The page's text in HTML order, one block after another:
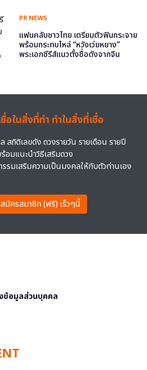
PR NEWS
แฟนคลับชาวไทย เตรียมตัวฟินกระจาย
พร้อมกระทบไหล่ “หวังเว่ยหยาง”
พระเอกซีรีส์แนวตั้งชื่อดังจากจีน
อในสิ่งที่ทำ ทำในสิ่งที่เชื่อ
สถิติเลขดัง ดวงรายวัน รายเดือน รายปี
อมแนะนำวิธีเสริมดวง
รมเสริมความเป็นมงคลให้กับตัวท่านเอง
มัครสมาชิก (ฟรี) เร็วๆนี้
ข้อมูลส่วนบุคคล